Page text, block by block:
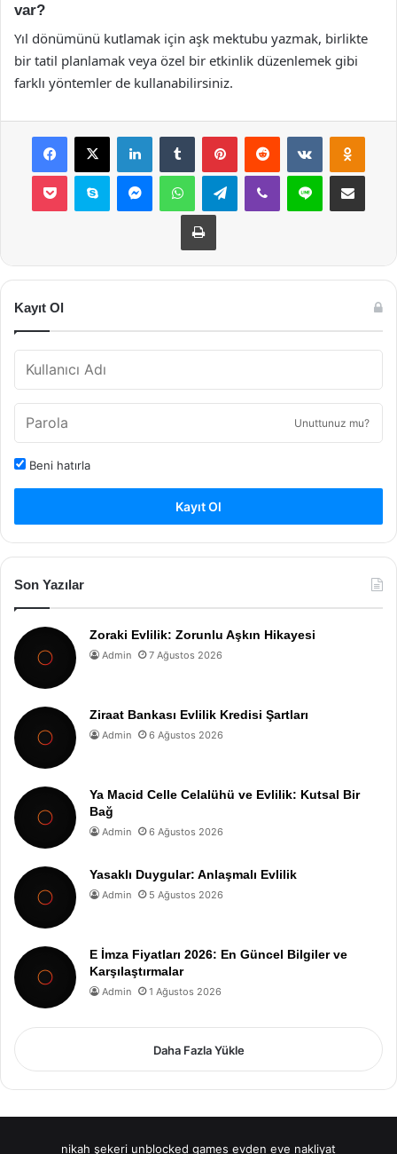
var?
Yıl dönümünü kutlamak için aşk mektubu yazmak, birlikte
bir tatil planlamak veya özel bir etkinlik düzenlemek gibi
farklı yöntemler de kullanabilirsiniz.
Facebook
X LinkedInTumblr PinterestReddit VKontakte
Pocket Skype MessengerWhatsAppTelegramViber Line E-Posta ile
Yazdır
Kayıt Ol
Unuttunuz mu?
Beni hatırla
Kayıt Ol
Son Yazılar
Zoraki Evlilik: Zorunlu Aşkın Hikayesi
Admin 7 Ağustos 2026
Ziraat Bankası Evlilik Kredisi Şartları
Admin 6 Ağustos 2026
Ya Macid Celle Celalühü ve Evlilik: Kutsal Bir
Bağ
Admin 6 Ağustos 2026
Yasaklı Duygular: Anlaşmalı Evlilik
Admin 5 Ağustos 2026
E İmza Fiyatları 2026: En Güncel Bilgiler ve
Karşılaştırmalar
Admin 1 Ağustos 2026
Daha Fazla Yükle
nikah şekeri unblocked games evden eve nakliyat